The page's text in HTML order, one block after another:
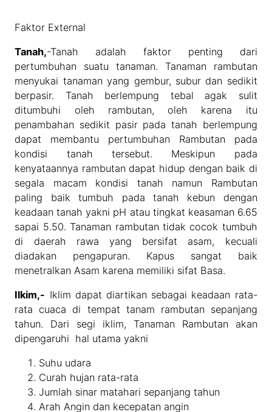
Faktor External
Tanah,-Tanah adalah faktor penting dari
pertumbuhan suatu tanaman. Tanaman rambutan
menyukai tanaman yang gembur, subur dan sedikit
berpasir. Tanah berlempung tebal agak sulit
ditumbuhi oleh rambutan, oleh karena itu
penambahan sedikit pasir pada tanah berlempung
dapat membantu pertumbuhan Rambutan pada
kondisi tanah tersebut. Meskipun pada
kenyataannya rambutan dapat hidup dengan baik di
segala macam kondisi tanah namun Rambutan
paling baik tumbuh pada tanah kebun dengan
keadaan tanah yakni pH atau tingkat keasaman 6.65
sapai 5.50. Tanaman rambutan tidak cocok tumbuh
di daerah rawa yang bersifat asam, kecuali
diadakan pengapuran. Kapus sangat baik
menetralkan Asam karena memiliki sifat Basa.
Ilkim,- Iklim dapat diartikan sebagai keadaan rata-
rata cuaca di tempat tanam rambutan sepanjang
tahun. Dari segi iklim, Tanaman Rambutan akan
dipengaruhi hal utama yakni
Suhu udara
Curah hujan rata-rata
Jumlah sinar matahari sepanjang tahun
Arah Angin dan kecepatan angin